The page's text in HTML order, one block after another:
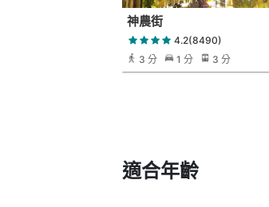
神農街
4.2(8490)
3 分
1 分 3 分
適合年齡